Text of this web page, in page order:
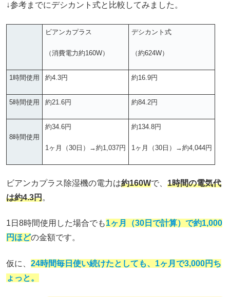
↓参考までにデシカント式と比較してみました。
ビアンカプラス
（消費電力約160W）
デシカント式
（約624W）
1時間使用 約4.3円 約16.9円
5時間使用 約21.6円 約84.2円
8時間使用
約34.6円
1ヶ月（30日）→約1,037円
約134.8円
1ヶ月（30日）→約4,044円
ビアンカプラス除湿機の電力は約160Wで、 1時間の電気代
は約4.3円。
1日8時間使用した場合でも1ヶ月（30日で計算）で約1,000
円ほどの金額です。
仮に、 24時間毎日使い続けたとしても、1ヶ月で3,000円ち
ょっと。